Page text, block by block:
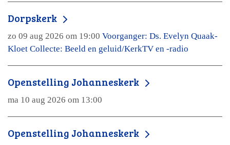
Dorpskerk
zo 09 aug 2026 om 19:00 Voorganger: Ds. Evelyn Quaak-
Kloet Collecte: Beeld en geluid/KerkTV en -radio
Openstelling Johanneskerk
ma 10 aug 2026 om 13:00
Openstelling Johanneskerk